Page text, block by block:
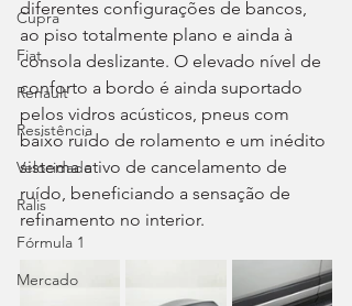
Cupra
Fiat
Renault
Resistência
Velocidade
Ralis
Fórmula 1
Mercado
diferentes configurações de bancos,
ao piso totalmente plano e ainda à
consola deslizante. O elevado nível de
conforto a bordo é ainda suportado
pelos vidros acústicos, pneus com
baixo ruído de rolamento e um inédito
sistema ativo de cancelamento de
ruído, beneficiando a sensação de
refinamento no interior.